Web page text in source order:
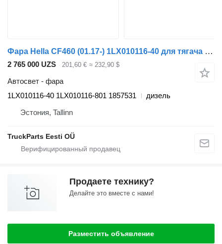
Фара Hella CF460 (01.17-) 1LX010116-40 для тягача DAF CF450, CF460 (2017-)
2 765 000 UZS 201,60 € ≈ 232,90 $
Автосвет - фара
1LX010116-40 1LX010116-801 1857531
дизель
Эстония, Tallinn
TruckParts Eesti OÜ
Продаете технику?
Делайте это вместе с нами!
Разместить объявление